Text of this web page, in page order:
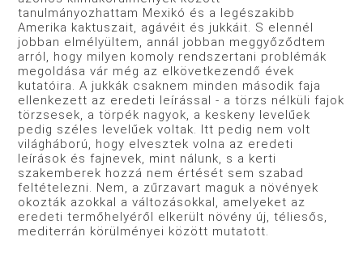
tanulmányozhattam Mexikó és a legészakibb
Amerika kaktuszait, agávéit és jukkáit. S elennél
jobban elmélyültem, annál jobban meggyőződtem
arról, hogy milyen komoly rendszertani problémák
megoldása vár még az elkövetkezendő évek
kutatóira. A jukkák csaknem minden második faja
ellenkezett az eredeti leírással - a törzs nélküli fajok
törzsesek, a törpék nagyok, a keskeny levelűek
pedig széles levelűek voltak. Itt pedig nem volt
világháború, hogy elvesztek volna az eredeti
leírások és fajnevek, mint nálunk, s a kerti
szakemberek hozzá nem értését sem szabad
feltéte­lezni. Nem, a zűrzavart maguk a növények
okozták azokkal a változásokkal, amelyeket az
eredeti termőhelyéről elkerült növény új, téliesős,
mediterrán körülményei között muta­tott.